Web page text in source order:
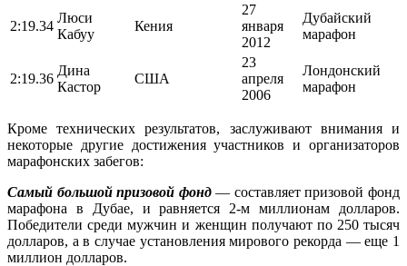
2:19.34
Люси
Кабуу
Кения
27
января
2012
Дубайский
марафон
2:19.36
Дина
Кастор
США
23
апреля
2006
Лондонский
марафон
Кроме технических результатов, заслуживают внимания и
некоторые другие достижения участников и организаторов
марафонских забегов:
Самый большой призовой фонд — составляет призовой фонд
марафона в Дубае, и равняется 2-м миллионам долларов.
Победители среди мужчин и женщин получают по 250 тысяч
долларов, а в случае установления мирового рекорда — еще 1
миллион долларов.